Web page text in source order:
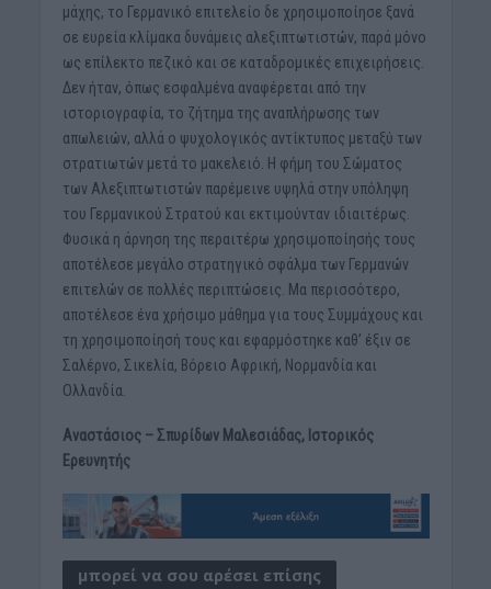
μάχης, το Γερμανικό επιτελείο δε χρησιμοποίησε ξανά
σε ευρεία κλίμακα δυνάμεις αλεξιπτωτιστών, παρά μόνο
ως επίλεκτο πεζικό και σε καταδρομικές επιχειρήσεις.
Δεν ήταν, όπως εσφαλμένα αναφέρεται από την
ιστοριογραφία, το ζήτημα της αναπλήρωσης των
απωλειών, αλλά ο ψυχολογικός αντίκτυπος μεταξύ των
στρατιωτών μετά το μακελειό. Η φήμη του Σώματος
των Αλεξιπτωτιστών παρέμεινε υψηλά στην υπόληψη
του Γερμανικού Στρατού και εκτιμούνταν ιδιαιτέρως.
Φυσικά η άρνηση της περαιτέρω χρησιμοποίησής τους
αποτέλεσε μεγάλο στρατηγικό σφάλμα των Γερμανών
επιτελών σε πολλές περιπτώσεις. Μα περισσότερο,
αποτέλεσε ένα χρήσιμο μάθημα για τους Συμμάχους και
τη χρησιμοποίησή τους και εφαρμόστηκε καθ’ έξιν σε
Σαλέρνο, Σικελία, Βόρειο Αφρική, Νορμανδία και
Ολλανδία.
Αναστάσιος – Σπυρίδων Μαλεσιάδας, Ιστορικός
Ερευνητής
μπορεί να σου αρέσει επίσης